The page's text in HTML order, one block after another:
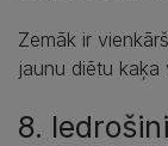
Zemāk ir
jaunu diētu kaķa
8.